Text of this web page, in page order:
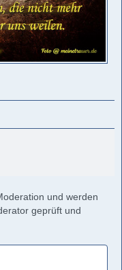
und werden
geprüft und